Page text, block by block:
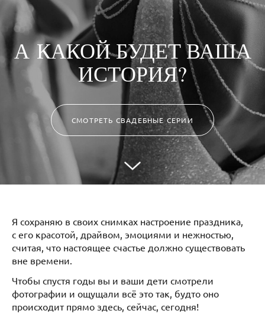
А КАКОЙ БУДЕТ ВАША
ИСТОРИЯ?
СМОТРЕТЬ СВАДЕБНЫЕ СЕРИИ
Я сохраняю в своих снимках настроение праздника,
с его красотой, драйвом, эмоциями и нежностью,
считая, что настоящее счастье должно существовать
вне времени.
Чтобы спустя годы вы и ваши дети смотрели
фотографии и ощущали всё это так, будто оно
происходит прямо здесь, сейчас, сегодня!